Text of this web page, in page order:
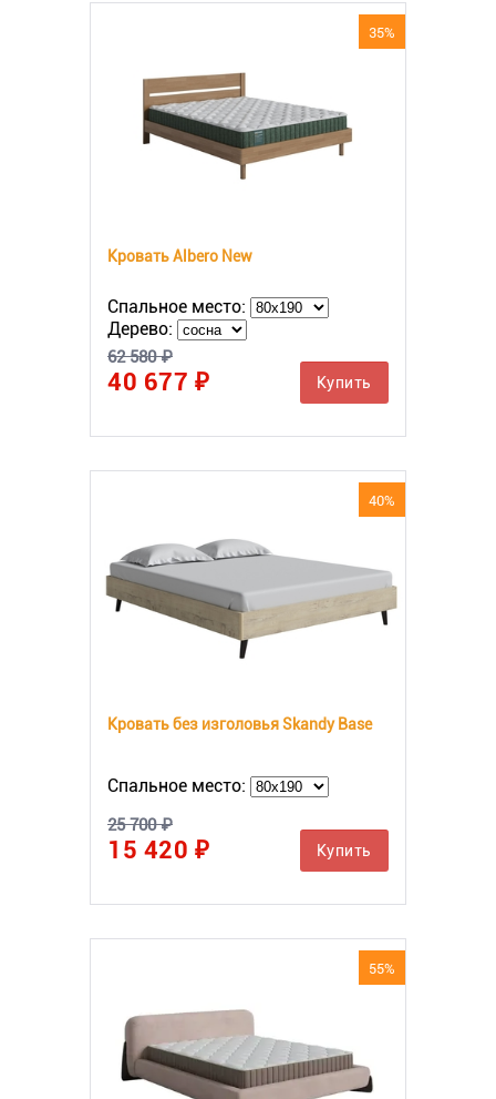
35%
Кровать Albero New
Спальное место:
Дерево:
62 580 ₽
40 677 ₽ Купить
40%
Кровать без изголовья Skandy Base
Спальное место:
25 700 ₽
15 420 ₽ Купить
55%